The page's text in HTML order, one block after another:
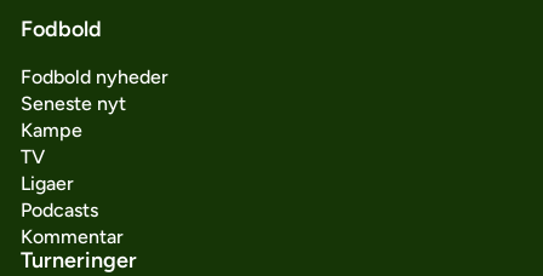
Fodbold
Fodbold nyheder
Seneste nyt
Kampe
TV
Ligaer
Podcasts
Kommentar
Turneringer